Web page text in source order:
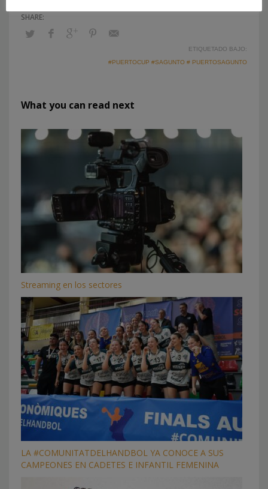
ETIQUETADO BAJO:
#PUERTOCUP #SAGUNTO # PUERTOSAGUNTO
What you can read next
Streaming en los sectores
LA #COMUNITATDELHANDBOL YA CONOCE A SUS
CAMPEONES EN CADETES E INFANTIL FEMENINA